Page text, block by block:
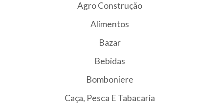
Agro Construção
Alimentos
Bazar
Bebidas
Bomboniere
Caça, Pesca E Tabacaria